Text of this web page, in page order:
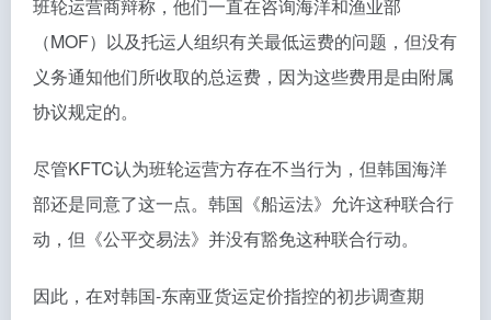
班轮运营商辩称，他们一直在咨询海洋和渔业部
（MOF）以及托运人组织有关最低运费的问题，但没有
义务通知他们所收取的总运费，因为这些费用是由附属
协议规定的。
尽管KFTC认为班轮运营方存在不当行为，但韩国海洋
部还是同意了这一点。韩国《船运法》允许这种联合行
动，但《公平交易法》并没有豁免这种联合行动。
因此，在对韩国-东南亚货运定价指控的初步调查期